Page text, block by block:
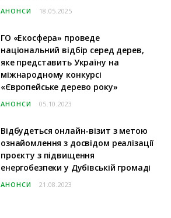
АНОНСИ 18.05.2025
ГО «Екосфера» проведе
національний відбір серед дерев,
яке представить Україну на
міжнародному конкурсі
«Європейське дерево року»
АНОНСИ 05.10.2023
Відбудеться онлайн-візит з метою
ознайомлення з досвідом реалізації
проєкту з підвищення
енергобезпеки у Дубівській громаді
АНОНСИ 21.08.2023